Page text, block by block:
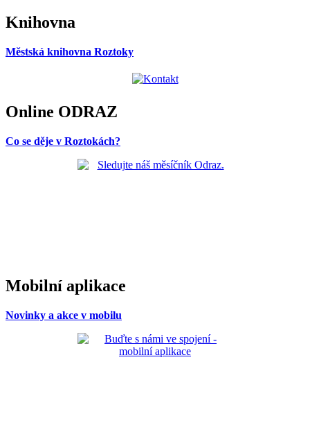
Knihovna
Městská knihovna Roztoky
Online ODRAZ
Co se děje v Roztokách?
Mobilní aplikace
Novinky a akce v mobilu